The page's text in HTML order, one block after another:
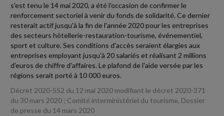
s'est tenu le 14 mai 2020, a été l'occasion de confirmer le
renforcement sectoriel à venir du fonds de solidarité. Ce dernier
resterait actif jusqu'à la fin de l'année 2020 pour les entreprises
des secteurs hôtellerie-restauration-tourisme, événementiel,
sport et culture. Ses conditions d'accès seraient élargies aux
entreprises employant jusqu'à 20 salariés et réalisant 2 millions
d'euros de chiffre d'affaires. Le plafond de l'aide versée par les
régions serait porté à 10 000 euros.
Décret 2020-552 du 12 mai 2020 modifiant le décret 2020-371
du 30 mars 2020 ; Comité interministériel du tourisme, Dossier
de presse du 14 mars 2020